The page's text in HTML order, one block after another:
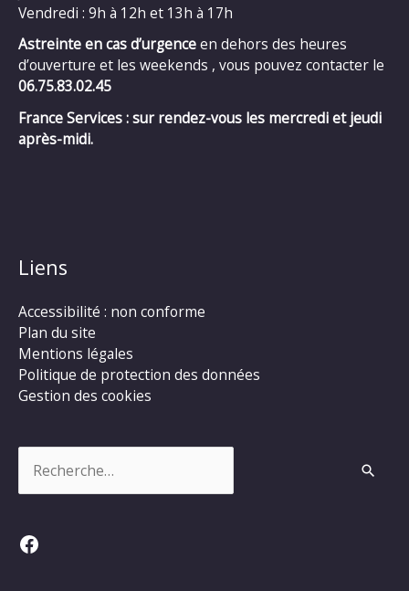
Vendredi : 9h à 12h et 13h à 17h
Astreinte en cas d’urgenceen dehors des heures
d’ouverture et les weekends , vous pouvez contacter le
06.75.83.02.45
France Services : sur rendez-vous les mercredi et jeudi
après-midi.
Liens
Accessibilité : non conforme
Plan du site
Mentions légales
Politique de protection des données
Gestion des cookies
Facebook